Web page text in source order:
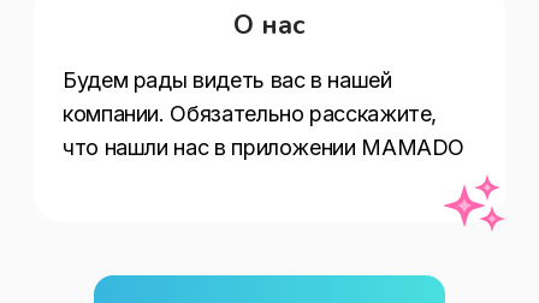
О нас
Будем рады видеть вас в нашей
компании. Обязательно расскажите,
что нашли нас в приложении MAMADO